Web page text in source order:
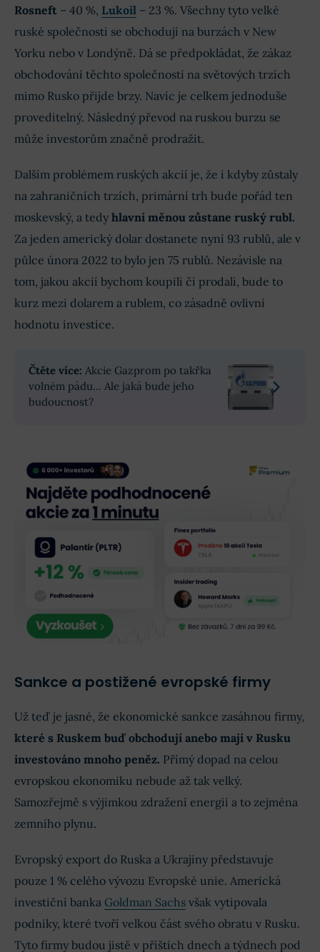
Rosneft – 40 %, Lukoil – 23 %. Všechny tyto velké
ruské společnosti se obchodují na burzách v New
Yorku nebo v Londýně. Dá se předpokládat, že zákaz
obchodování těchto společností na světových trzích
mimo Rusko přijde brzy. Navíc je celkem jednoduše
proveditelný. Následný převod na ruskou burzu se
může investorům značně prodražit.
Dalším problémem ruských akcií je, že i kdyby zůstaly
na zahraničních trzích, primární trh bude pořád ten
moskevský, a tedy hlavní měnou zůstane ruský rubl.
Za jeden americký dolar dostanete nyní 93 rublů, ale v
půlce února 2022 to bylo jen 75 rublů. Nezávisle na
tom, jakou akcií bychom koupili či prodali, bude to
kurz mezi dolarem a rublem, co zásadně ovlivní
hodnotu investice.
Čtěte více: Akcie Gazprom po takřka
volném pádu… Ale jaká bude jeho
budoucnost?
Sankce a postižené evropské firmy
Už teď je jasné, že ekonomické sankce zasáhnou firmy,
které s Ruskem buď obchodují anebo mají v Rusku
investováno mnoho peněz. Přímý dopad na celou
evropskou ekonomiku nebude až tak velký.
Samozřejmě s výjimkou zdražení energií a to zejména
zemního plynu.
Evropský export do Ruska a Ukrajiny představuje
pouze 1 % celého vývozu Evropské unie. Americká
investiční banka Goldman Sachs však vytipovala
podniky, které tvoří velkou část svého obratu v Rusku.
Tyto firmy budou jistě v příštích dnech a týdnech pod